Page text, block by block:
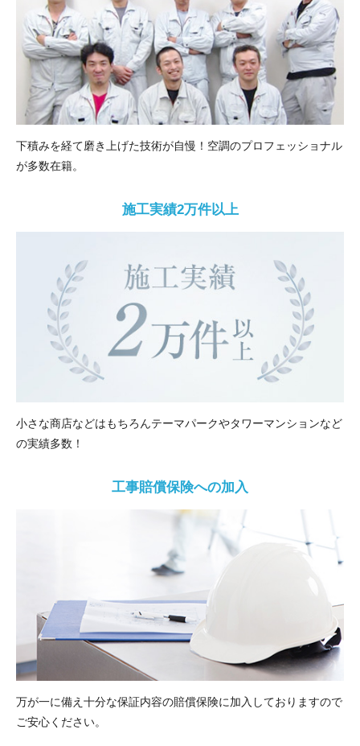
下積みを経て磨き上げた技術が自慢！空調のプロフェッショナル
が多数在籍。
施工実績2万件以上
小さな商店などはもちろんテーマパークやタワーマンションなど
の実績多数！
工事賠償保険への加入
万が一に備え十分な保証内容の賠償保険に加入しておりますので
ご安心ください。